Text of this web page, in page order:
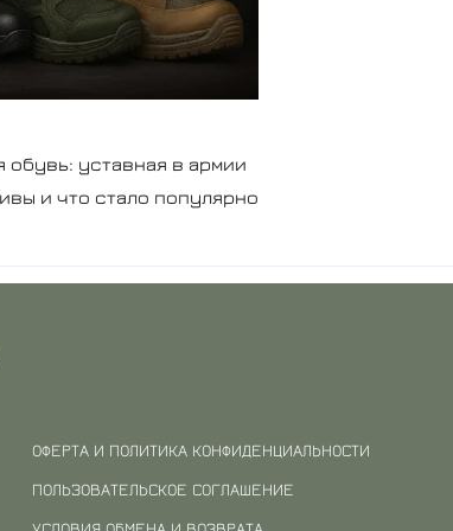
обувь: уставная в армии
и что стало популярно
ОФЕРТА И ПОЛИТИКА КОНФИДЕНЦИАЛЬНОСТИ
ПОЛЬЗОВАТЕЛЬСКОЕ СОГЛАШЕНИЕ